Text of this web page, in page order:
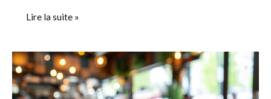
Lire la suite »
L’impact
écologique
des